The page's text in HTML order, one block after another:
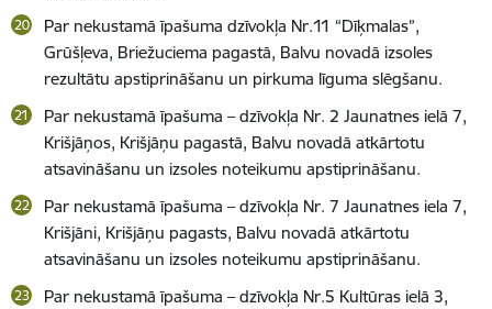
Par nekustamā īpašuma dzīvokļa Nr.11 “Dīķmalas”,
Grūšļeva, Briežuciema pagastā, Balvu novadā izsoles
rezultātu apstiprināšanu un pirkuma līguma slēgšanu.
Par nekustamā īpašuma – dzīvokļa Nr. 2 Jaunatnes ielā 7,
Krišjāņos, Krišjāņu pagastā, Balvu novadā atkārtotu
atsavināšanu un izsoles noteikumu apstiprināšanu.
Par nekustamā īpašuma – dzīvokļa Nr. 7 Jaunatnes iela 7,
Krišjāni, Krišjāņu pagasts, Balvu novadā atkārtotu
atsavināšanu un izsoles noteikumu apstiprināšanu.
Par nekustamā īpašuma – dzīvokļa Nr.5 Kultūras ielā 3,